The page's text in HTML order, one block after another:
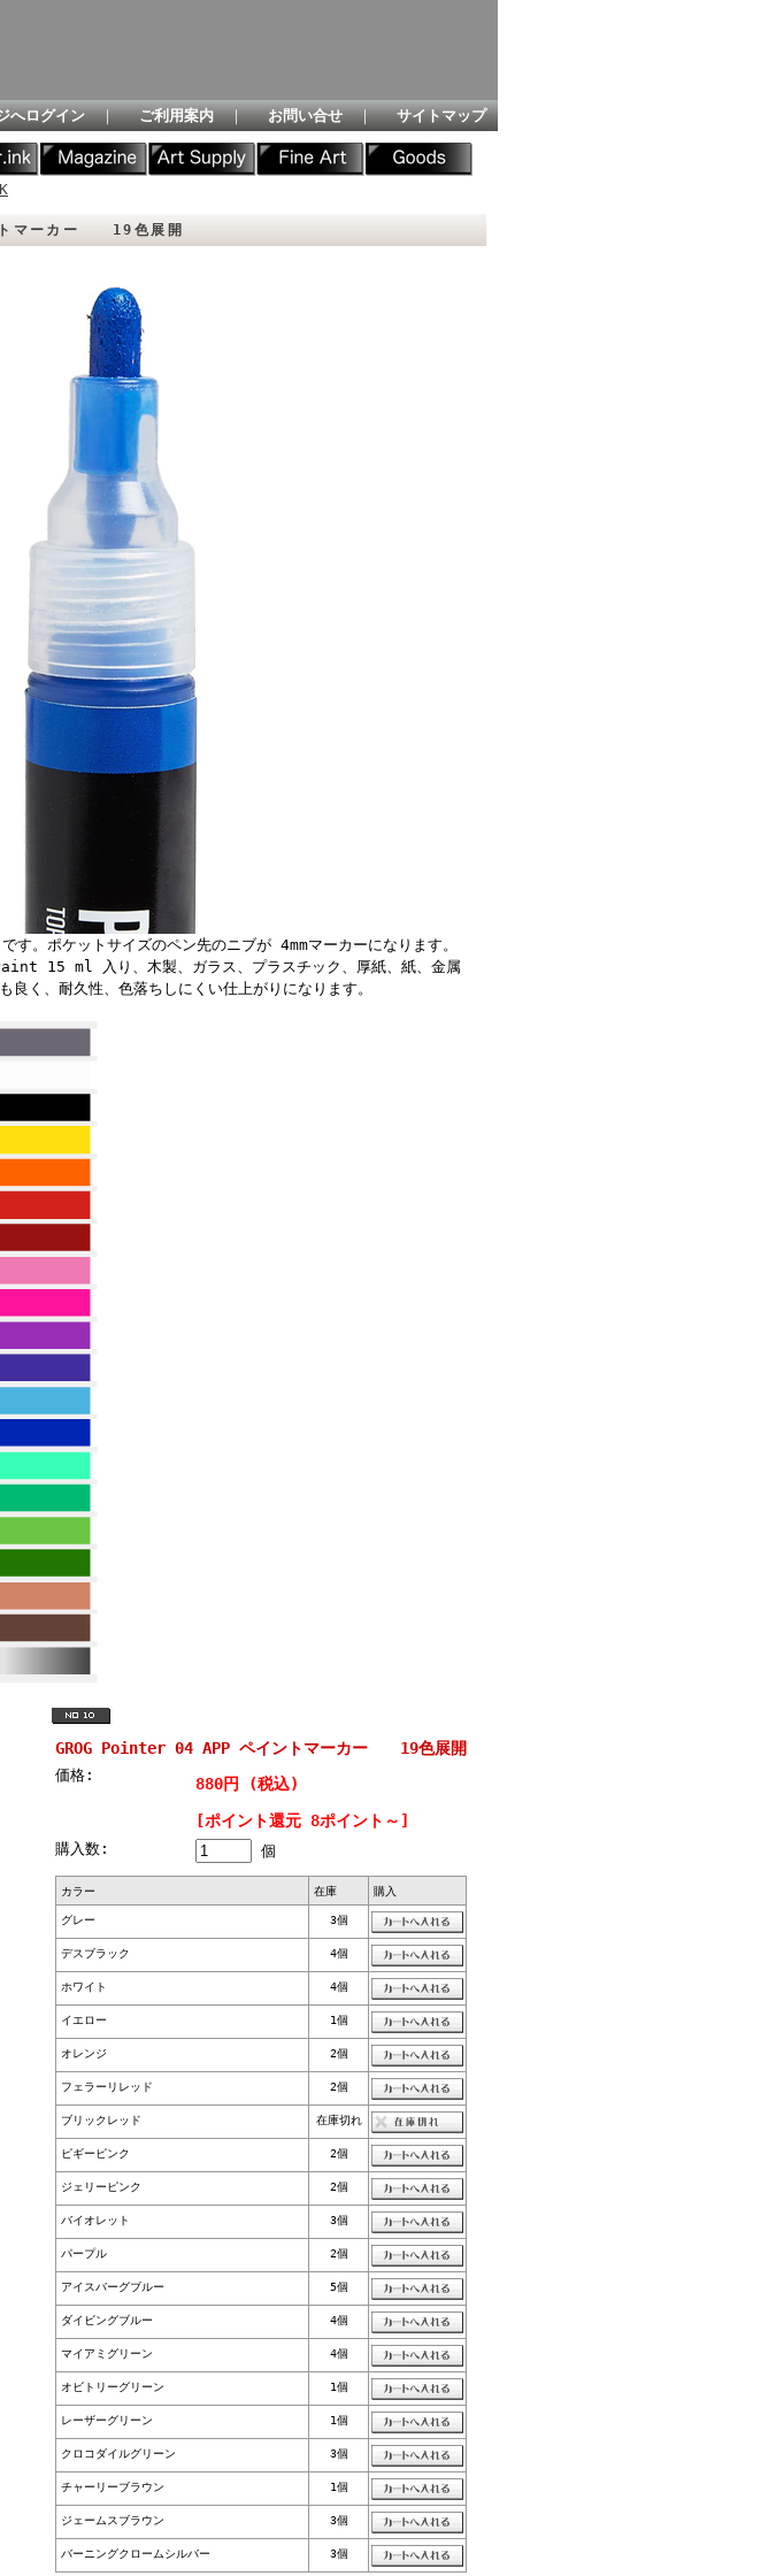
へログイン ｜ ご利用案内 ｜ お問い合せ ｜ サイトマップ
マーカー 19色展開
ポケットサイズのペン先のニブが 4mmマーカーになります。
15 ml 入り、木製、ガラス、プラスチック、厚紙、紙、金属
く、耐久性、色落ちしにくい仕上がりになります。
GROG Pointer 04 APP ペイントマーカー 19色展開
価格:
880円 (税込)
[ポイント還元 8ポイント～]
購入数: 個
カラー 在庫 購入
グレー 3個
デスブラック 4個
ホワイト 4個
イエロー 1個
オレンジ 2個
フェラーリレッド 2個
ブリックレッド 在庫切れ
ピギーピンク 2個
ジェリーピンク 2個
バイオレット 3個
パープル 2個
アイスバーグブルー 5個
ダイビングブルー 4個
マイアミグリーン 4個
オビトリーグリーン 1個
レーザーグリーン 1個
クロコダイルグリーン 3個
チャーリーブラウン 1個
ジェームスブラウン 3個
バーニングクロームシルバー 3個